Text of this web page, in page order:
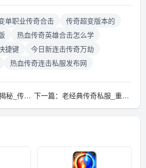
单职业传奇合击
传奇超变版本的
热血传奇英雄合击怎么学
捷键
今日新连击传奇万劫
热血传奇连击私服发布网
值谜团_解锁隐藏技能，决战沙城！) 下一篇： 老经典传奇私服_重回昔日战场，竞技风暴再燃(迷失血色战场_传奇私服职业选择中的隐秘之路)